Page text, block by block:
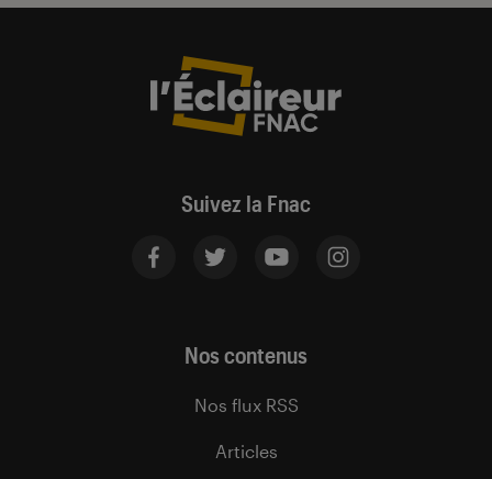
Suivez la Fnac
Nos contenus
Nos flux RSS
Articles